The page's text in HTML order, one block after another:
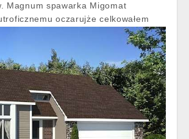
Magnum spawarka Migomat
oczarujże celkowałem